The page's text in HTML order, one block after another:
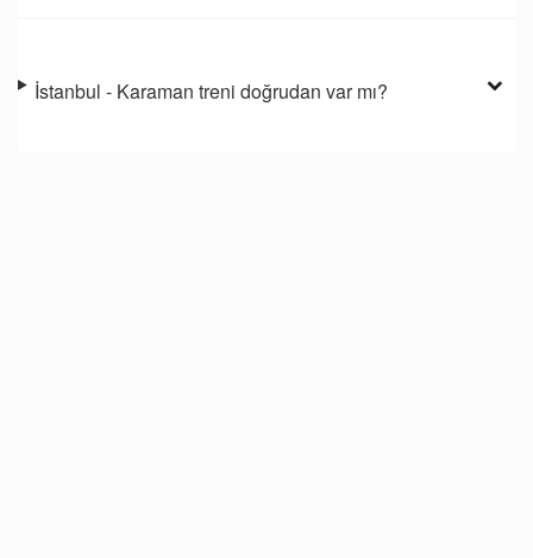
İstanbul - Karaman treni doğrudan var mı?